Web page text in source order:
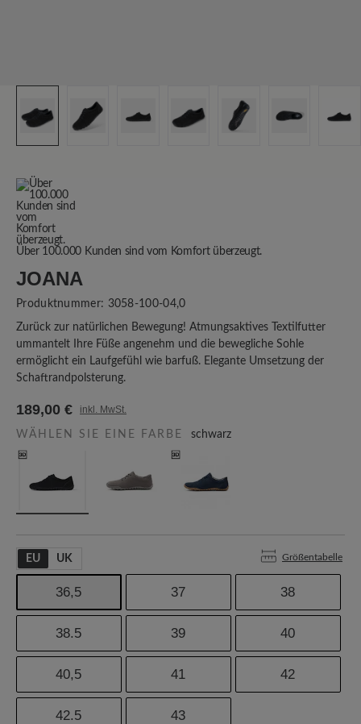
Über 100.000 Kunden sind vom Komfort überzeugt.
JOANA
Produktnummer: 3058-100-04,0
Zurück zur natürlichen Bewegung! Atmungsaktives Textilfutter
ummantelt Ihre Füße angenehm und die bewegliche Sohle
ermöglicht ein Laufgefühl wie barfuß. Elegante Umsetzung der
Schaftrandpolsterung.
189,00 € inkl. MwSt.
WÄHLEN SIE EINE FARBE schwarz
EU UK Größentabelle
36,5 37 38
38.5 39 40
40,5 41 42
42.5 43